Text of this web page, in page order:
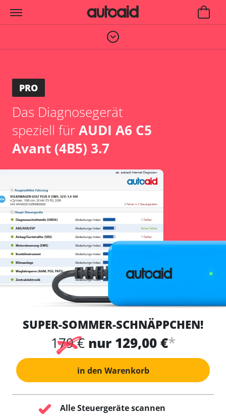
PRO
Das Diagnosegerät
speziell fürAUDI A6 C5
Avant (4B5) 3.7
SUPER-SOMMER-SCHNÄPPCHEN!
179 € nur 129,00 €*
in den Warenkorb
Alle Steuergeräte scannen